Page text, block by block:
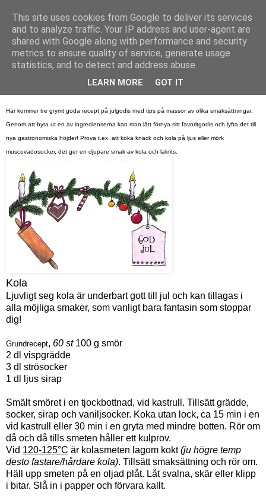
Bagerskan
torsdag 22 december 2011
Tjugosjätte luckan – Kola, knäck 6 bräck
Här kommer tre grymt goda recept på julgodis med tips på massor av olika smaksättningar.
Genom att byta ut en av ingredienserna kan man lätt förnya sitt favoritgodis och lyfta det till
nya gastronomiska höjder! Prova t.ex. att koka knäck och kola på ljus eller mörk
muscovadosocker, det ger en djupare smak av kola och lakrits.
Kola
Ljuvligt seg kola är underbart gott till jul och kan tillagas i
alla möjliga smaker, som vanligt bara fantasin som stoppar
dig!
Grundrecept, 60 st 100 g smör
2 dl vispgrädde
3 dl strösocker
1 dl ljus sirap
Smält smöret i en tjockbottnad, vid kastrull. Tillsätt grädde,
socker, sirap och vaniljsocker. Koka utan lock, ca 15 min i en
vid kastrull eller 30 min i en gryta med mindre botten. Rör om
då och då tills smeten håller ett kulprov.
Vid 120-125°C är kolasmeten lagom kokt(ju högre temp
desto fastare/hårdare kola). Tillsätt smaksättning och rör om.
Häll upp smeten på en oljad plåt. Låt svalna, skär eller klipp
i bitar. Slå in i papper och förvara kallt.
This site uses cookies from Google to deliver its services
and to analyze traffic. Your IP address and user-agent are
shared with Google along with performance and security
metrics to ensure quality of service, generate usage
statistics, and to detect and address abuse.
LEARN MORE GOT IT